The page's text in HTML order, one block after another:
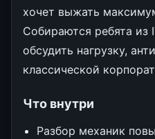
хочет выжать
Собираются ребята из
обсудить нагрузку,
классической
Что внутри
Разбор механик